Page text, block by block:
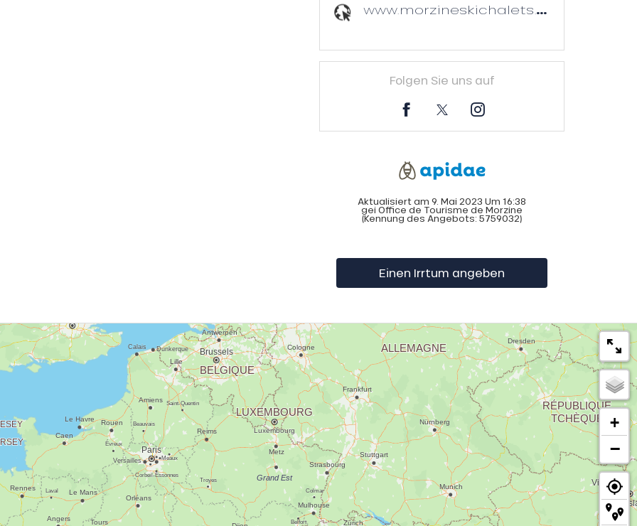
www.morzineskichalets.com
Folgen Sie uns auf
Aktualisiert am 9. Mai 2023 Um 16:38
gei Office de Tourisme de Morzine
(Kennung des Angebots: 5759032)
Einen Irrtum angeben
+
−